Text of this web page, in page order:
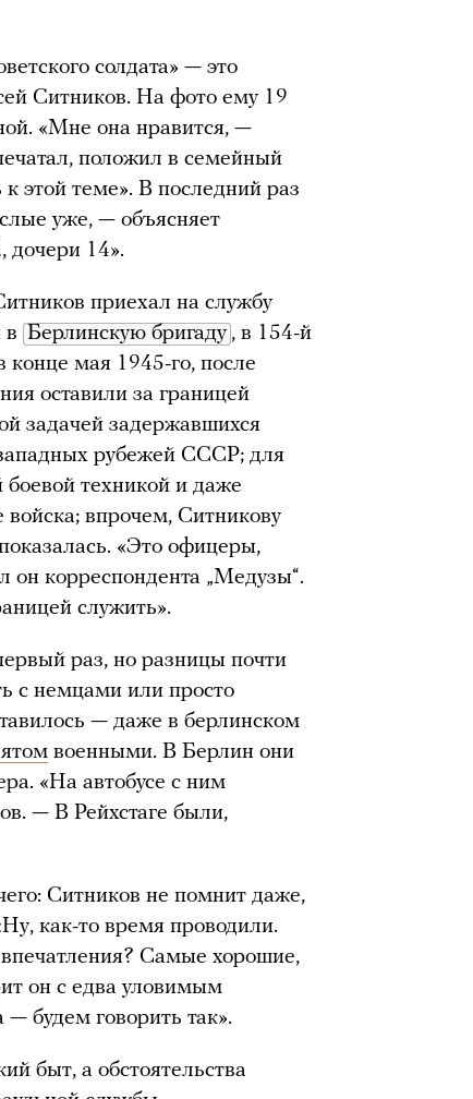
солдата» — это
Ситников. На фото ему 19
«Мне она нравится, —
положил в семейный
этой теме». В последний раз
уже, — объясняет
дочери 14».
приехал на службу
в Берлинскую бригаду , в 154-й
мая 1945-го, после
оставили за границей
задачей задержавшихся
рубежей СССР; для
техникой и даже
впрочем, Ситникову
«Это офицеры,
он корреспондента „Медузы“.
служить».
раз, но разницы почти
с немцами или просто
— даже в берлинском
военными. В Берлин они
«На автобусе с ним
— В Рейхстаге были,
Ситников не помнит даже,
как-то время проводили.
Самые хорошие,
он с едва уловимым
будем говорить так».
быт, а обстоятельства